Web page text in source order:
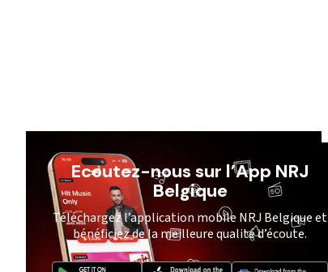
Ecoutez-nous sur l’App NRJ
Belgique
Téléchargez l’application mobile NRJ Belgique et
bénéficiez de la meilleure qualité d’écoute.